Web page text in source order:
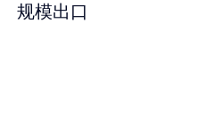
规模出口